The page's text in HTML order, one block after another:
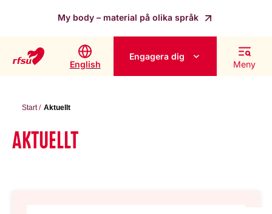
My body – material på olika språk
English
Engagera dig
Meny
Start Aktuellt
AKTUELLT